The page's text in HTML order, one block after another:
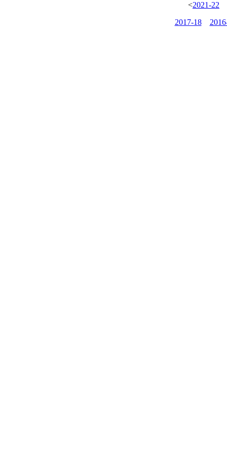
<2021-22
2017-18